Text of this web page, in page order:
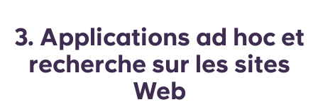
3. Applications ad hoc et
recherche sur les sites
Web